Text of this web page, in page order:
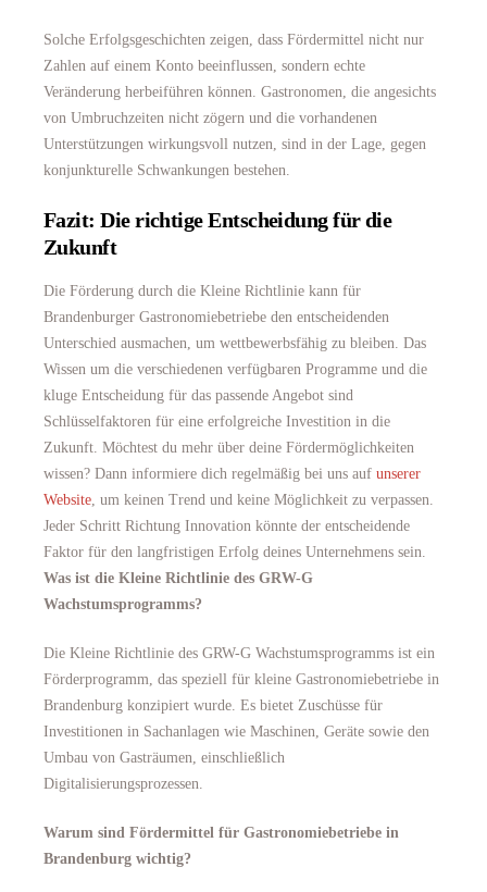
Solche Erfolgsgeschichten zeigen, dass Fördermittel nicht nur
Zahlen auf einem Konto beeinflussen, sondern echte
Veränderung herbeiführen können. Gastronomen, die angesichts
von Umbruchzeiten nicht zögern und die vorhandenen
Unterstützungen wirkungsvoll nutzen, sind in der Lage, gegen
konjunkturelle Schwankungen bestehen.
Fazit: Die richtige Entscheidung für die
Zukunft
Die Förderung durch die Kleine Richtlinie kann für
Brandenburger Gastronomiebetriebe den entscheidenden
Unterschied ausmachen, um wettbewerbsfähig zu bleiben. Das
Wissen um die verschiedenen verfügbaren Programme und die
kluge Entscheidung für das passende Angebot sind
Schlüsselfaktoren für eine erfolgreiche Investition in die
Zukunft. Möchtest du mehr über deine Fördermöglichkeiten
wissen? Dann informiere dich regelmäßig bei uns auf unserer
Website , um keinen Trend und keine Möglichkeit zu verpassen.
Jeder Schritt Richtung Innovation könnte der entscheidende
Faktor für den langfristigen Erfolg deines Unternehmens sein.
Was ist die Kleine Richtlinie des GRW-G
Wachstumsprogramms?
Die Kleine Richtlinie des GRW-G Wachstumsprogramms ist ein
Förderprogramm, das speziell für kleine Gastronomiebetriebe in
Brandenburg konzipiert wurde. Es bietet Zuschüsse für
Investitionen in Sachanlagen wie Maschinen, Geräte sowie den
Umbau von Gasträumen, einschließlich
Digitalisierungsprozessen.
Warum sind Fördermittel für Gastronomiebetriebe in
Brandenburg wichtig?